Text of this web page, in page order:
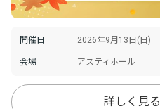
開催日 2026年9月13日(日)
会場 アスティホール
詳しく見る